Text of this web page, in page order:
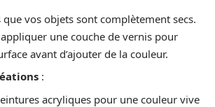
que vos objets sont complètement secs.
une couche de vernis pour
avant d’ajouter de la couleur.
:
acryliques pour une couleur vive